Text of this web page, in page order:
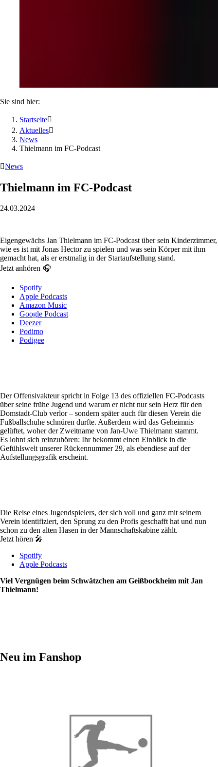
Sie sind hier:
Startseite
Aktuelles
News
Thielmann im FC-Podcast
News
Thielmann im FC-Podcast
24.03.2024
Eigengewächs Jan Thielmann im FC-Podcast über sein Kinderzimmer,
wie es ist mit Jonas Hector zu spielen und was sein Körper mit ihm
gemacht hat, als er erstmalig in der Startaufstellung stand.
Jetzt anhören 🎧
Spotify
Apple Podcasts
Amazon Music
Google Podcast
Deezer
Podimo
Podigee
Der Offensivakteur spricht in Folge 13 des offiziellen FC-Podcasts
über seine frühe Jugend und warum er nicht nur sein Herz für den
Domstadt-Club verlor – sondern später auch für diesen Verein die
Fußballschuhe schnüren durfte. Außerdem wird das Geheimnis
gelüftet, woher der Zweitname von Jan-Uwe Thielmann stammt.
Es lohnt sich reinzuhören: Ihr bekommt einen Einblick in die
Gefühlswelt unserer Rückennummer 29, als ebendiese auf der
Aufstellungsgrafik erscheint.
Die Reise eines Jugendspielers, der sich voll und ganz mit seinem
Verein identifiziert, den Sprung zu den Profis geschafft hat und nun
schon zu den alten Hasen in der Mannschaftskabine zählt.
Jetzt hören 🎤
Spotify
Apple Podcasts
Viel Vergnügen beim Schwätzchen am Geißbockheim mit Jan
Thielmann!
Neu im Fanshop